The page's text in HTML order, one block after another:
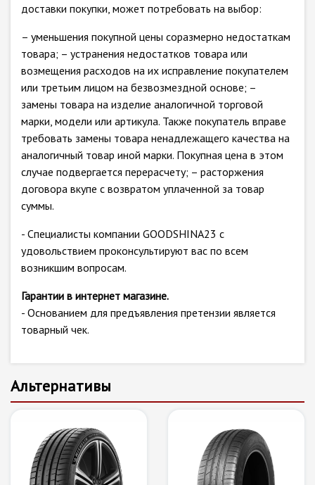
доставки покупки, может потребовать на выбор:
– уменьшения покупной цены соразмерно недостаткам
товара; – устранения недостатков товара или
возмещения расходов на их исправление покупателем
или третьим лицом на безвозмездной основе; –
замены товара на изделие аналогичной торговой
марки, модели или артикула. Также покупатель вправе
требовать замены товара ненадлежащего качества на
аналогичный товар иной марки. Покупная цена в этом
случае подвергается перерасчету; – расторжения
договора вкупе с возвратом уплаченной за товар
суммы.
- Специалисты компании GOODSHINA23 с
удовольствием проконсультируют вас по всем
возникшим вопросам.
Гарантии в интернет магазине.
- Основанием для предъявления претензии является
товарный чек.
Альтернативы